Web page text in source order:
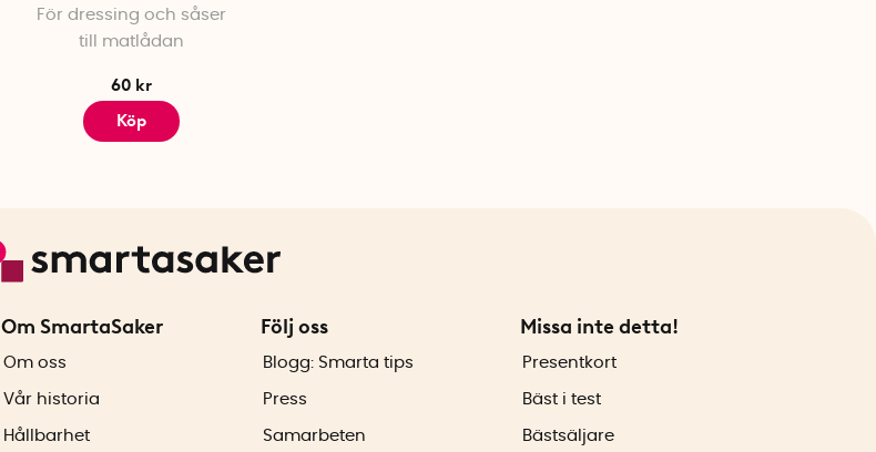
För dressing och såser
till matlådan
60 kr
Köp
Om SmartaSaker
Om oss
Vår historia
Hållbarhet
Följ oss
Blogg: Smarta tips
Press
Samarbeten
Missa inte detta!
Presentkort
Bäst i test
Bästsäljare